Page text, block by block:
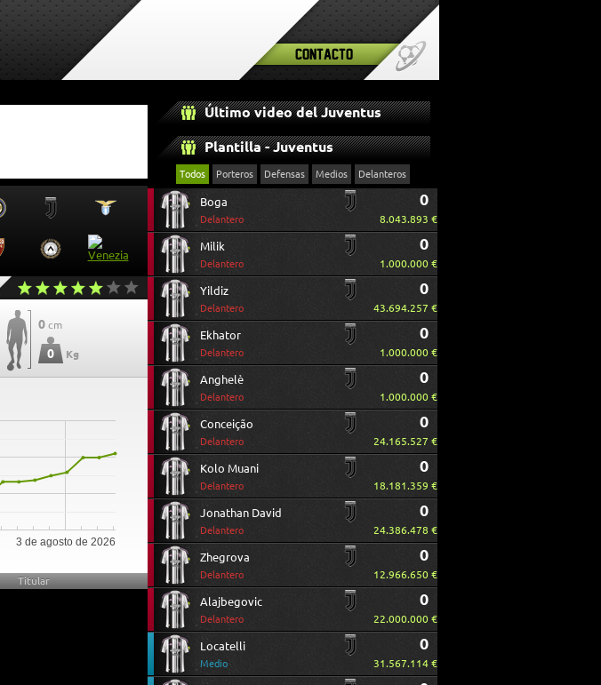
Contacto
0 cm
0 Kg
3 de agosto de 2026
Titular
Último video del Juventus
Plantilla - Juventus
Todos Porteros Defensas Medios Delanteros
Boga
Delantero
0
8.043.893 €
Milik
Delantero
0
1.000.000 €
Yildiz
Delantero
0
43.694.257 €
Ekhator
Delantero
0
1.000.000 €
Anghelè
Delantero
0
1.000.000 €
Conceição
Delantero
0
24.165.527 €
Kolo Muani
Delantero
0
18.181.359 €
Jonathan David
Delantero
0
24.386.478 €
Zhegrova
Delantero
0
12.966.650 €
Alajbegovic
Delantero
0
22.000.000 €
Locatelli
Medio
0
31.567.114 €